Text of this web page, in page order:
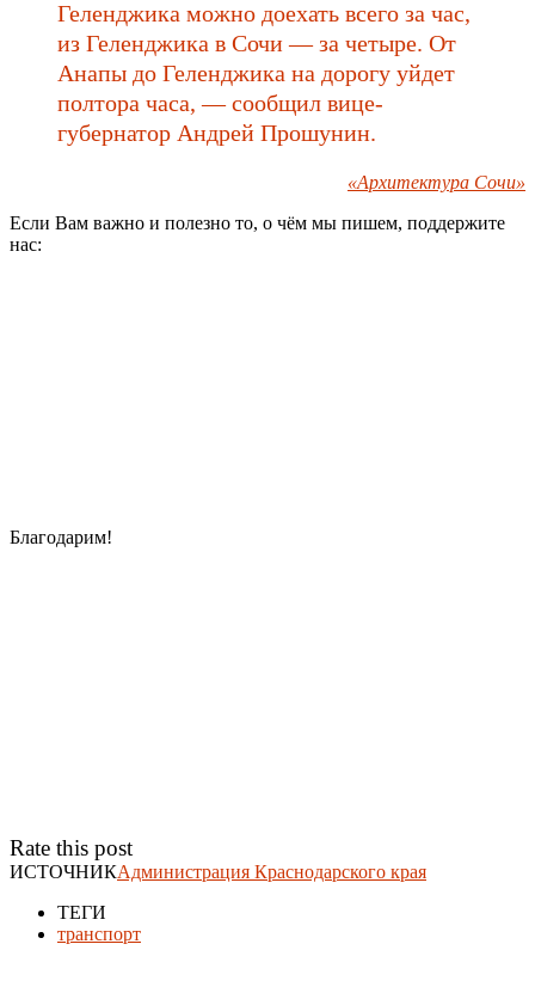
Геленджика можно доехать всего за час,
из Геленджика в Сочи — за четыре. От
Анапы до Геленджика на дорогу уйдет
полтора часа, — сообщил вице-
губернатор Андрей Прошунин.
«Архитектура Сочи»
Если Вам важно и полезно то, о чём мы пишем, поддержите
нас:
Благодарим!
Rate this post
ИСТОЧНИКАдминистрация Краснодарского края
ТЕГИ
транспорт